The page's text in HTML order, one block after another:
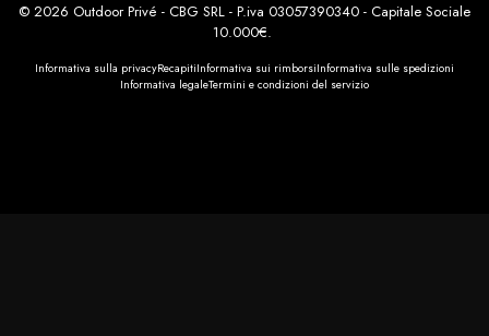
© 2026 Outdoor Privé - CBG SRL - P.iva 03057390340 - Capitale Sociale
10.000€.
Informativa sulla privacyRecapitiInformativa sui rimborsiInformativa sulle spedizioni
Informativa legaleTermini e condizioni del servizio